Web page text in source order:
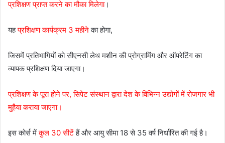
प्रशिक्षण प्राप्त करने का मौका मिलेगा।
यहप्रशिक्षण कार्यक्रम 3 महीनेका होगा,
जिसमें प्रतिभागियों को सीएनसी लेथ मशीन की प्रोग्रामिंग और ऑपरेटिंग का
व्यापक प्रशिक्षण दिया जाएगा।
प्रशिक्षण के पूरा होने पर, सिपेट संस्थान द्वारा देश के विभिन्न उद्योगों में रोजगार भी
मुहैया कराया जाएगा।
इस कोर्स मेंकुल 30 सीटेंहैं और आयु सीमा 18 से 35 वर्ष निर्धारित की गई है।